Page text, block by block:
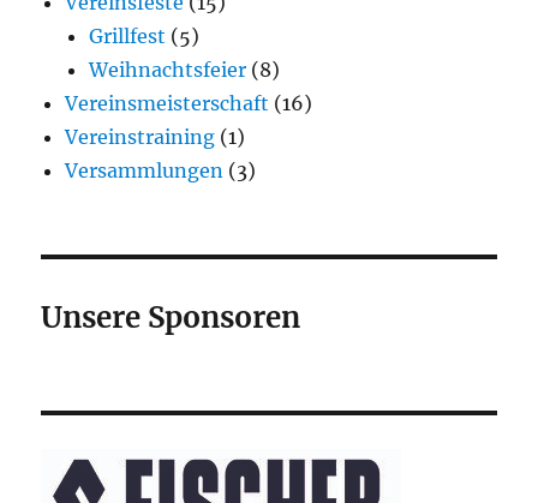
Grillfest (5)
Weihnachtsfeier (8)
Vereinsmeisterschaft (16)
Vereinstraining (1)
Versammlungen (3)
Unsere Sponsoren